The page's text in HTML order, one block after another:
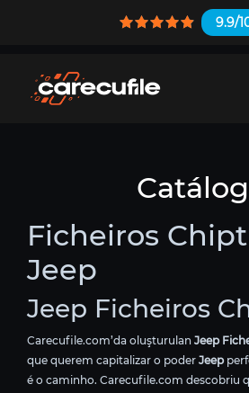
9.9/
Ficheiros
Jeep
Jeep Ficheiros
Carecufile.com’da oluşturulan Jeep
que querem capitalizar o poder Jeep
é o caminho. Carecufile.com descobriu